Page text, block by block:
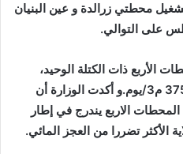
ان تشغيل محطتي زرالدة و عين البنيان
الأربع ذات الكتلة الوحيد،
مزودة بقدرة اجمالية تقدر ب37500 م3/يوم.و أكدت الوزارة أن
الاربع يندرج في إطار